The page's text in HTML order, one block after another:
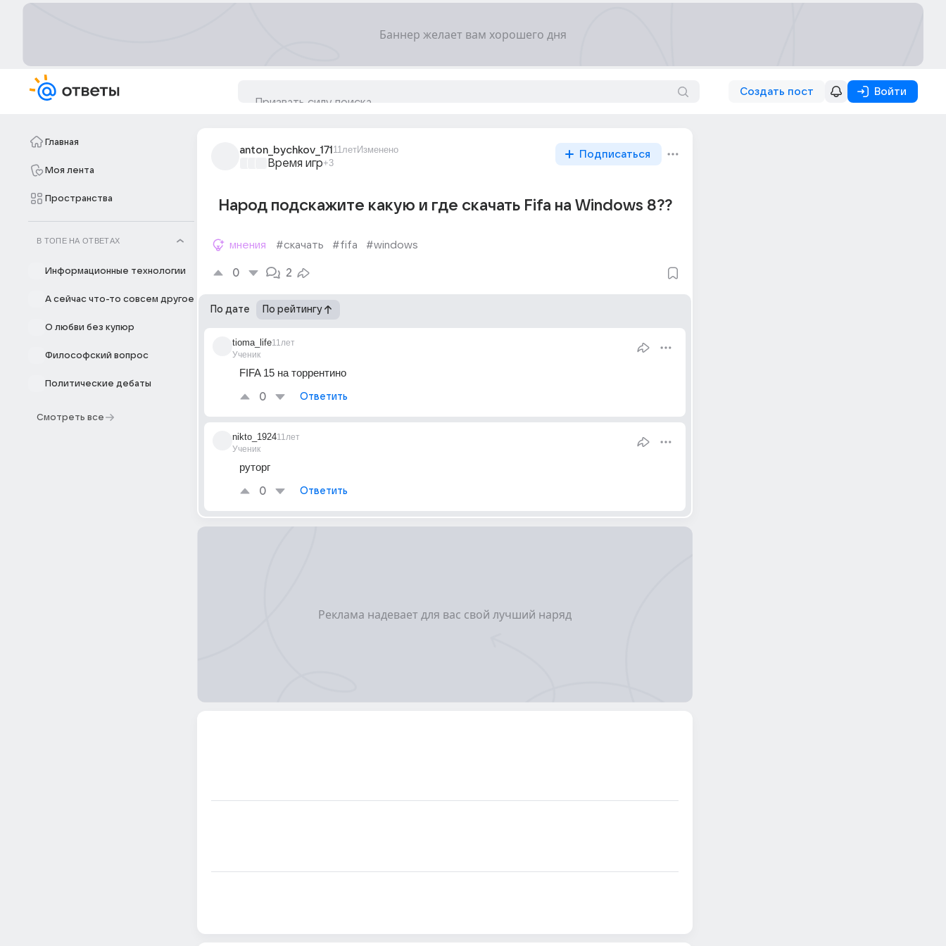
Создать пост Войти
Главная
Моя лента
Пространства
В ТОПЕ НА ОТВЕТАХ
Информационные технологии
А сейчас что-то совсем другое
О любви без купюр
Философский вопрос
Политические дебаты
Смотреть все
anton_bychkov_171 11летИзменено
Время игр+3
Подписаться
Народ подскажите какую и где скачать Fifa на Windows 8??
мнения #скачать #fifa #windows
0 2
По дате По рейтингу
tioma_life
Ученик
11лет
FIFA 15 на торрентино
0 Ответить
nikto_1924
Ученик
11лет
руторг
0 Ответить